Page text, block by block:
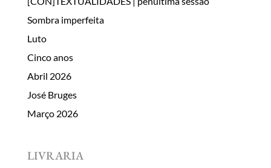
Sombra imperfeita
Luto
Cinco anos
Abril 2026
José Bruges
Março 2026
LIVRARIA